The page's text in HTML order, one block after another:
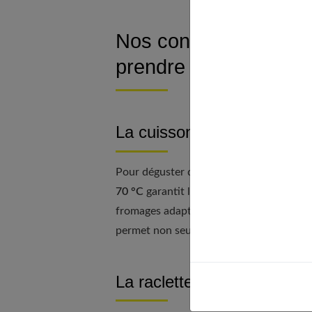
Nos conseils
prendre de risques
La cuisson du fromage
Pour déguster du fromage sans risque,
70 °C garantit l’élimination de
fromages adaptés à la cuisson, qui
permet non seulement de sécuriser
La raclette aux légumes